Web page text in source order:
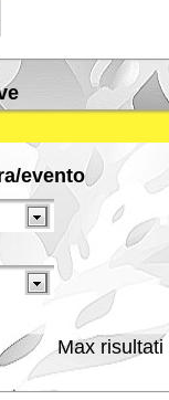
evento
Max risultati